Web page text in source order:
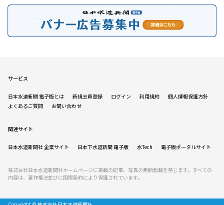
サービス
日本水道新聞 電子版とは 新規会員登録 ログイン 利用規約
個人情報保護方針
よくあるご質問
お問い合わせ
関連サイト
日本水道新聞社 企業サイト 日本下水道新聞 電子版 水Tech 電子版ポータルサイト
株式会社日本水道新聞社ホームページに掲載の記事、写真の無断転載を禁じます。すべての
内容は、著作権法並びに国際条約により保護されています。